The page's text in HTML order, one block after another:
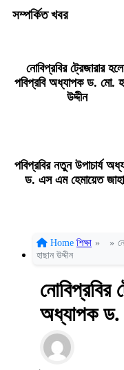
সম্পর্কিত খবর
নোবিপ্রবির ট্রেজারার
পবিপ্রবি অধ্যাপক ড. মো.
উদ্দীন
পবিপ্রবির নতুন উপাচার্য
ড. এস এম হেমায়েত
Home শিক্ষা » »
হাছান উদ্দীন
নোবিপ্রবির
অধ্যাপক ড.